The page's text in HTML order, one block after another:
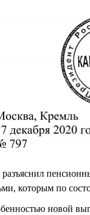
которым по
новой